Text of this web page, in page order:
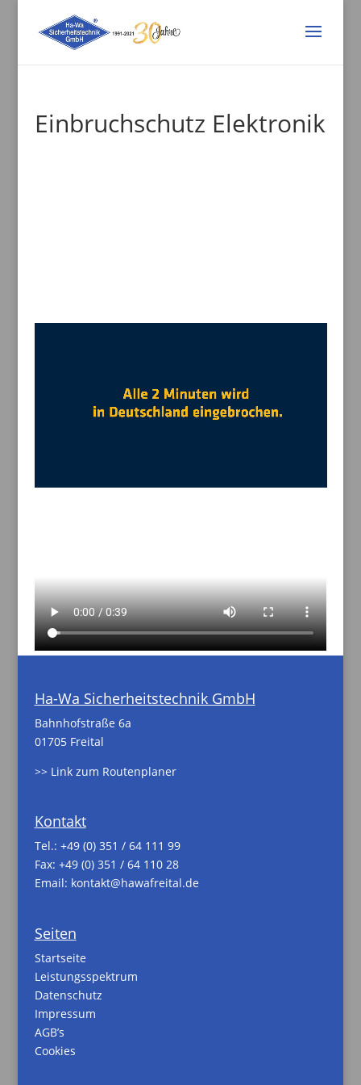
Einbruchschutz Elektronik
Ha-Wa Sicherheitstechnik GmbH
Bahnhofstraße 6a
01705 Freital
>> Link zum Routenplaner
Kontakt
Tel.: +49 (0) 351 / 64 111 99
Fax: +49 (0) 351 / 64 110 28
Email: kontakt@hawafreital.de
Seiten
Startseite
Leistungsspektrum
Datenschutz
Impressum
AGB’s
Cookies